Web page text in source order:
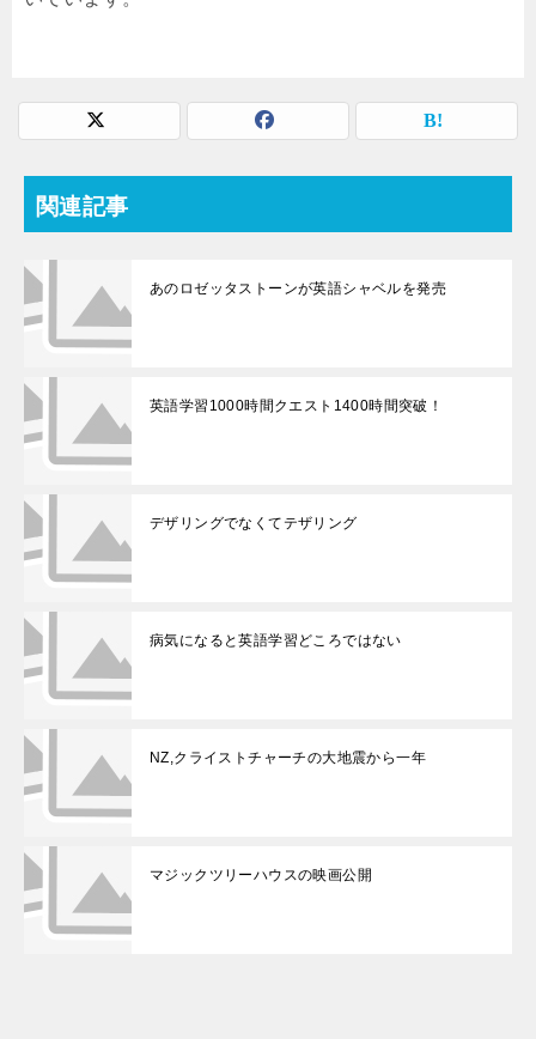
関連記事
あのロゼッタストーンが英語シャベルを発売
英語学習1000時間クエスト1400時間突破！
デザリングでなくてテザリング
病気になると英語学習どころではない
NZ,クライストチャーチの大地震から一年
マジックツリーハウスの映画公開